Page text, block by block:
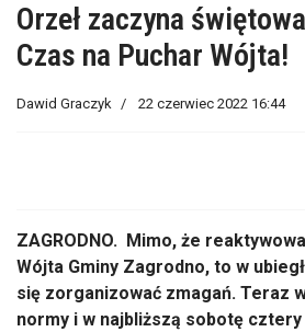
Orzeł zaczyna
Czas na Puchar Wójta!
Dawid Graczyk 22 czerwiec 2022 16:44
ZAGRODNO. Mimo, że
Wójta Gminy Zagrodno, to w
się zorganizować zmagań. Teraz
normy i w najbliższą sobotę